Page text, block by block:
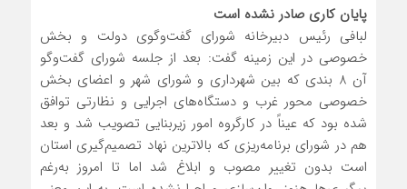
پایان کاری صادر نشده است
لبافی رئیس دبیرخانه شورای گفت‌وگوی دولت و بخش
خصوصی در این زمینه گفت: بعد از جلسه شورای گفت‌وگو
آن 8 بندی که بین شهرداری و شورای شهر و اعضای بخش
خصوصی محور غرب و دستگاه‌های اجرایی و نظارتی توافق
شده بود که عیناً در کارگروه امور زیربنایی تصویب شد و بعد
هم در شورای برنامه‌ریزی که بالاترین نهاد تصمیم‌گیری استان
است بدون تغییر مصوب و ابلاغ شد اما تا امروز به‌رغم